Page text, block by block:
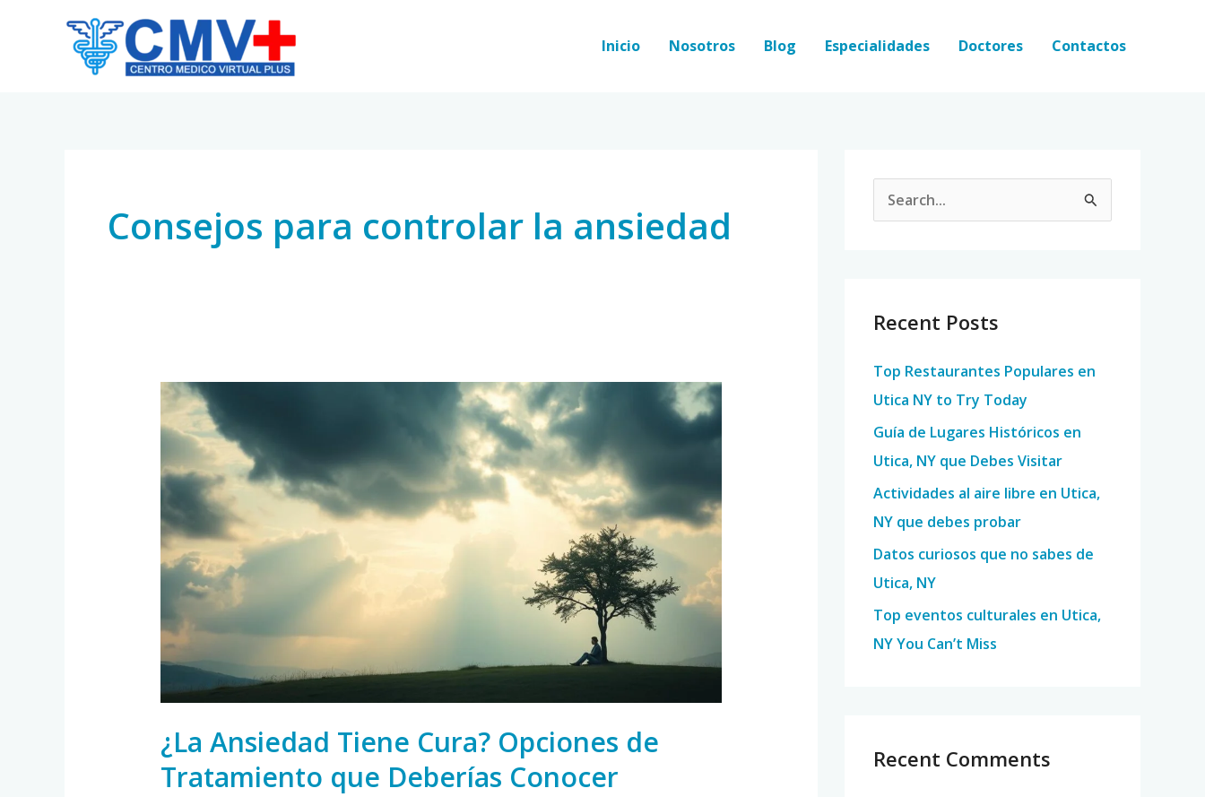
Inicio Nosotros Blog Especialidades Doctores Contactos
Consejos para controlar la ansiedad
¿La Ansiedad Tiene Cura? Opciones de
Tratamiento que Deberías Conocer
¿La
Ansiedad
Tiene
Cura?
Opciones
de
Tratamiento
que
Deberías
Conocer
c
f
o
r
:
Recent Posts
Top Restaurantes Populares en
Utica NY to Try Today
Guía de Lugares Históricos en
Utica, NY que Debes Visitar
Actividades al aire libre en Utica,
NY que debes probar
Datos curiosos que no sabes de
Utica, NY
Top eventos culturales en Utica,
NY You Can’t Miss
Recent Comments